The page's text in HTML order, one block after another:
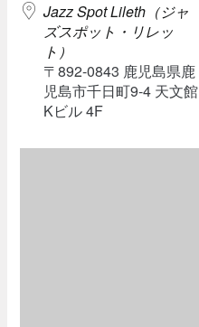
Jazz Spot Lileth（ジャ
ズスポット・リレッ
ト）
〒892-0843 鹿児島県鹿
児島市千日町9-4 天文館
Kビル 4F